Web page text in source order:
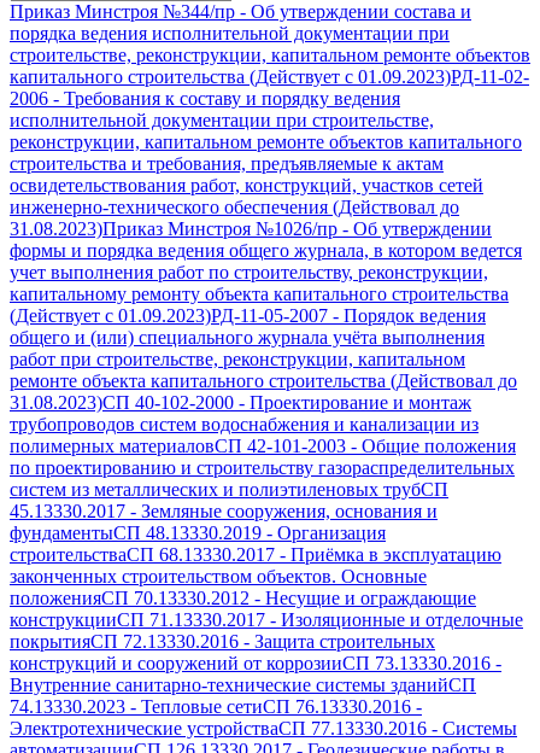
Приказ Минстроя №344/пр - Об утверждении состава и
порядка ведения исполнительной документации при
строительстве, реконструкции, капитальном ремонте объектов
капитального строительства (Действует с 01.09.2023)РД-11-02-
2006 - Требования к составу и порядку ведения
исполнительной документации при строительстве,
реконструкции, капитальном ремонте объектов капитального
строительства и требования, предъявляемые к актам
освидетельствования работ, конструкций, участков сетей
инженерно-технического обеспечения (Действовал до
31.08.2023)Приказ Минстроя №1026/пр - Об утверждении
формы и порядка ведения общего журнала, в котором ведется
учет выполнения работ по строительству, реконструкции,
капитальному ремонту объекта капитального строительства
(Действует с 01.09.2023)РД-11-05-2007 - Порядок ведения
общего и (или) специального журнала учёта выполнения
работ при строительстве, реконструкции, капитальном
ремонте объекта капитального строительства (Действовал до
31.08.2023)СП 40-102-2000 - Проектирование и монтаж
трубопроводов систем водоснабжения и канализации из
полимерных материаловСП 42-101-2003 - Общие положения
по проектированию и строительству газораспределительных
систем из металлических и полиэтиленовых трубСП
45.13330.2017 - Земляные сооружения, основания и
фундаментыСП 48.13330.2019 - Организация
строительстваСП 68.13330.2017 - Приёмка в эксплуатацию
законченных строительством объектов. Основные
положенияСП 70.13330.2012 - Несущие и ограждающие
конструкцииСП 71.13330.2017 - Изоляционные и отделочные
покрытияСП 72.13330.2016 - Защита строительных
конструкций и сооружений от коррозииСП 73.13330.2016 -
Внутренние санитарно-технические системы зданийСП
74.13330.2023 - Тепловые сетиСП 76.13330.2016 -
Электротехнические устройстваСП 77.13330.2016 - Системы